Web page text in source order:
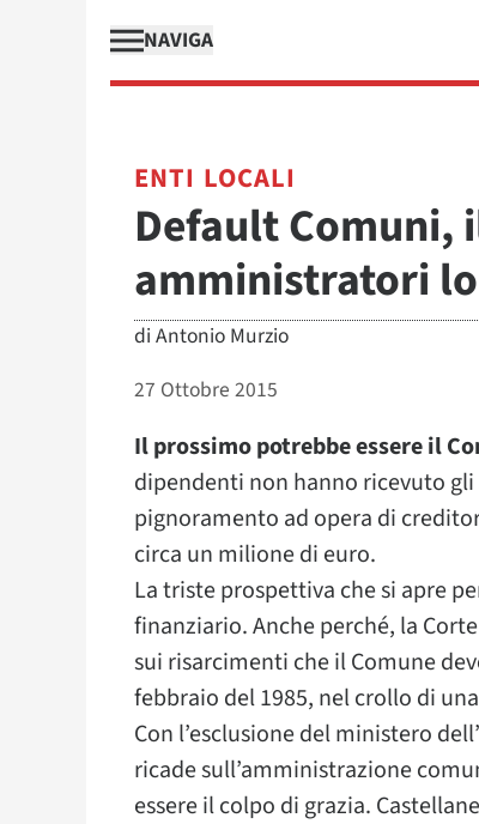
NAVIGA
ENTI LOCALI
Default Comuni,
amministratori
di Antonio Murzio
27 Ottobre 2015
Il prossimo potrebbe essere il
dipendenti non hanno ricevuto
pignoramento ad opera di
circa un milione di euro.
La triste prospettiva che si apre
finanziario. Anche perché, la
sui risarcimenti che il Comune
febbraio del 1985, nel crollo di
Con l’esclusione del ministero
ricade sull’amministrazione
essere il colpo di grazia.